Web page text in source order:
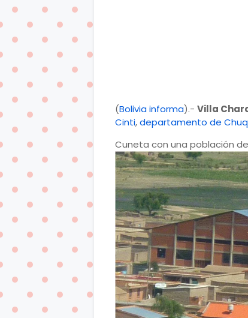
(Bolivia informa).- Villa
Cinti,departamento de
Cuneta con una población